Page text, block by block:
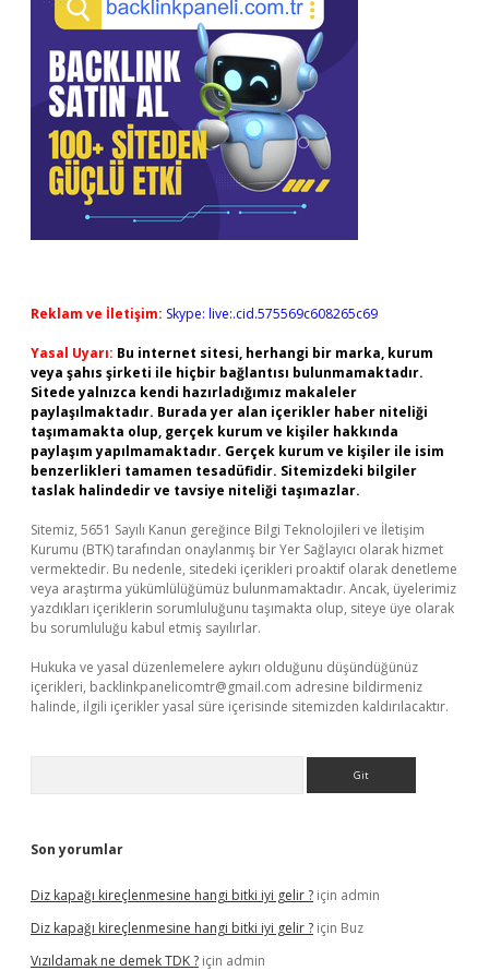
Reklam ve İletişim: Skype: live:.cid.575569c608265c69
Yasal Uyarı: Bu internet sitesi, herhangi bir marka, kurum
veya şahıs şirketi ile hiçbir bağlantısı bulunmamaktadır.
Sitede yalnızca kendi hazırladığımız makaleler
paylaşılmaktadır. Burada yer alan içerikler haber niteliği
taşımamakta olup, gerçek kurum ve kişiler hakkında
paylaşım yapılmamaktadır. Gerçek kurum ve kişiler ile isim
benzerlikleri tamamen tesadüfidir. Sitemizdeki bilgiler
taslak halindedir ve tavsiye niteliği taşımazlar.
Sitemiz, 5651 Sayılı Kanun gereğince Bilgi Teknolojileri ve İletişim
Kurumu (BTK) tarafından onaylanmış bir Yer Sağlayıcı olarak hizmet
vermektedir. Bu nedenle, sitedeki içerikleri proaktif olarak denetleme
veya araştırma yükümlülüğümüz bulunmamaktadır. Ancak, üyelerimiz
yazdıkları içeriklerin sorumluluğunu taşımakta olup, siteye üye olarak
bu sorumluluğu kabul etmiş sayılırlar.
Hukuka ve yasal düzenlemelere aykırı olduğunu düşündüğünüz
içerikleri, backlinkpanelicomtr@gmail.com adresine bildirmeniz
halinde, ilgili içerikler yasal süre içerisinde sitemizden kaldırılacaktır.
Son yorumlar
Diz kapağı kireçlenmesine hangi bitki iyi gelir ? için admin
Diz kapağı kireçlenmesine hangi bitki iyi gelir ? için Buz
Vızıldamak ne demek TDK ? için admin